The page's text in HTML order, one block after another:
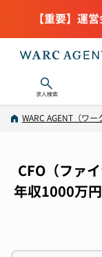
【重要】運
求人検索
WARC AGENT（ワー
CFO（ファ
年収1000万